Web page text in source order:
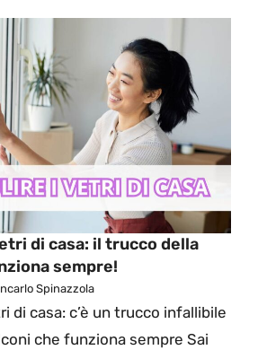
di casa: il trucco della
sempre!
Spinazzola
di casa: c’è un trucco infallibile
che funziona sempre Sai